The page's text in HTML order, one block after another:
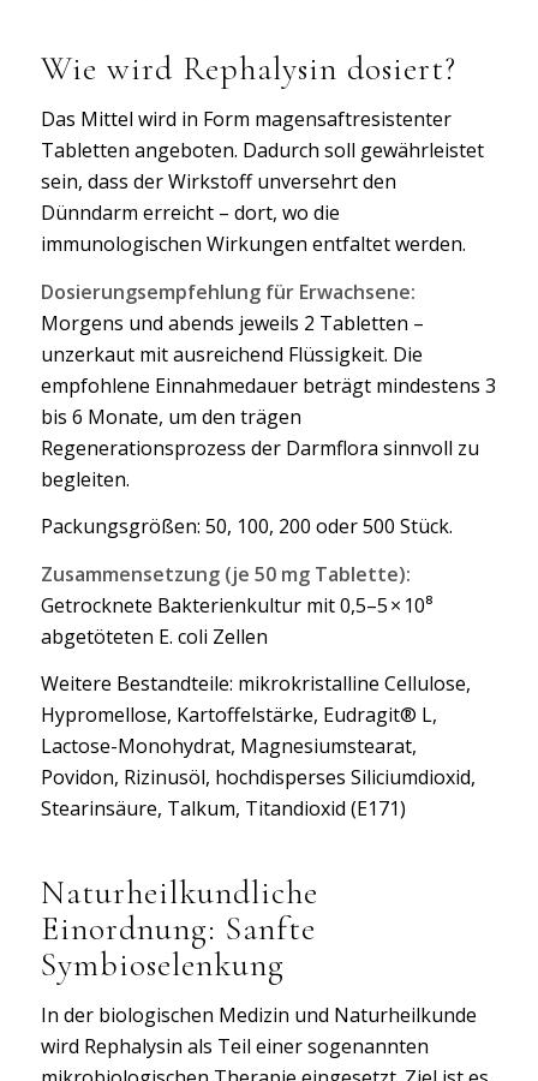
Wie wird Rephalysin dosiert?
Das Mittel wird in Form magensaftresistenter
Tabletten angeboten. Dadurch soll gewährleistet
sein, dass der Wirkstoff unversehrt den
Dünndarm erreicht – dort, wo die
immunologischen Wirkungen entfaltet werden.
Dosierungsempfehlung für Erwachsene:
Morgens und abends jeweils 2 Tabletten –
unzerkaut mit ausreichend Flüssigkeit. Die
empfohlene Einnahmedauer beträgt mindestens 3
bis 6 Monate, um den trägen
Regenerationsprozess der Darmflora sinnvoll zu
begleiten.
Packungsgrößen: 50, 100, 200 oder 500 Stück.
Zusammensetzung (je 50 mg Tablette):
Getrocknete Bakterienkultur mit 0,5–5 × 10⁸
abgetöteten E. coli Zellen
Weitere Bestandteile: mikrokristalline Cellulose,
Hypromellose, Kartoffelstärke, Eudragit® L,
Lactose-Monohydrat, Magnesiumstearat,
Povidon, Rizinusöl, hochdisperses Siliciumdioxid,
Stearinsäure, Talkum, Titandioxid (E171)
Naturheilkundliche
Einordnung: Sanfte
Symbioselenkung
In der biologischen Medizin und Naturheilkunde
wird Rephalysin als Teil einer sogenannten